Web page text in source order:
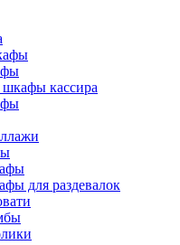
кассира
для раздевалок